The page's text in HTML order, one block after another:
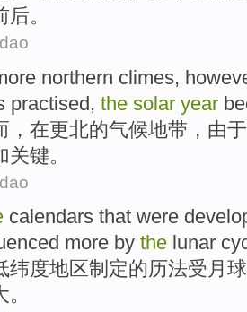
后。
northern climes,
practised, the solar year
， 在更北的气候地带 ，由于
关键。
calendars that were
more by the lunar
纬度地区制定的历法受 月球
。